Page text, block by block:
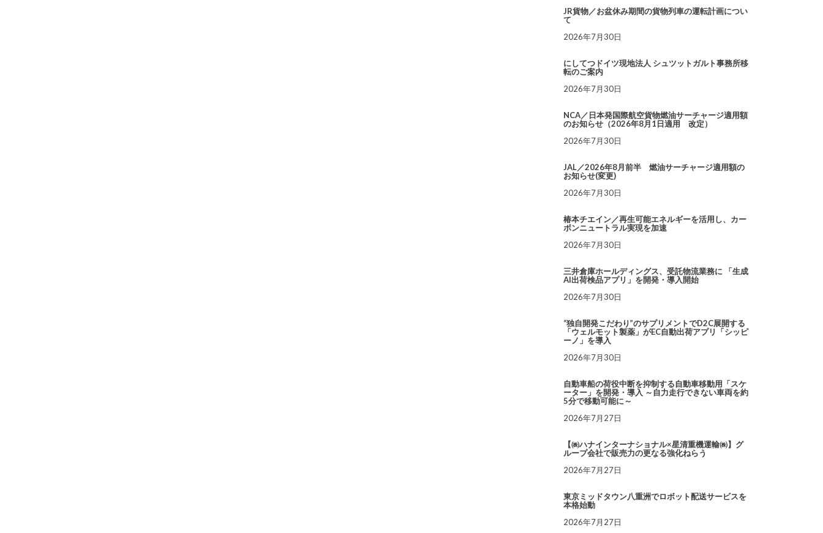
JR貨物／お盆休み期間の貨物列車の運転計画につい
て
2026年7月30日
にしてつドイツ現地法人 シュツットガルト事務所移
転のご案内
2026年7月30日
NCA／日本発国際航空貨物燃油サーチャージ適用額
のお知らせ（2026年8月1日適用 改定）
2026年7月30日
JAL／2026年8月前半 燃油サーチャージ適用額の
お知らせ(変更)
2026年7月30日
椿本チエイン／再生可能エネルギーを活用し、カー
ボンニュートラル実現を加速
2026年7月30日
三井倉庫ホールディングス、受託物流業務に 「生成
AI出荷検品アプリ」を開発・導入開始
2026年7月30日
“独自開発こだわり”のサプリメントでD2C展開する
「ウェルモット製薬」がEC自動出荷アプリ「シッピ
ーノ」を導入
2026年7月30日
自動車船の荷役中断を抑制する自動車移動用「スケ
ーター」を開発・導入 ～自力走行できない車両を約
5分で移動可能に～
2026年7月27日
【㈱ハナインターナショナル×星清重機運輸㈱】グ
ループ会社で販売力の更なる強化ねらう
2026年7月27日
東京ミッドタウン八重洲でロボット配送サービスを
本格始動
2026年7月27日